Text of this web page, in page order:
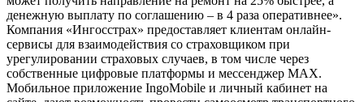
денежную выплату по соглашению – в 4 раза оперативнее».
Компания «Ингосстрах» предоставляет клиентам онлайн-
сервисы для взаимодействия со страховщиком при
урегулировании страховых случаев, в том числе через
собственные цифровые платформы и мессенджер МАХ.
Мобильное приложение IngoMobile и личный кабинет на